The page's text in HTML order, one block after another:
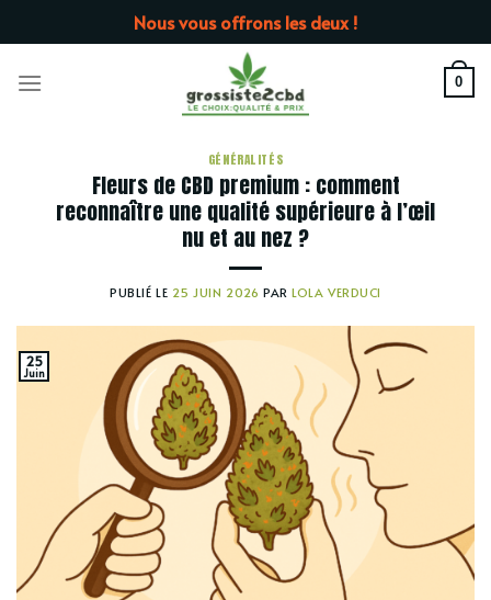
au
Nous vous offrons les deux !
0
GÉNÉRALITÉS
Fleurs de CBD premium : comment
reconnaître une qualité supérieure à l’œil
nu et au nez ?
PUBLIÉ LE 25 JUIN 2026 PARLOLA VERDUCI
25
Juin